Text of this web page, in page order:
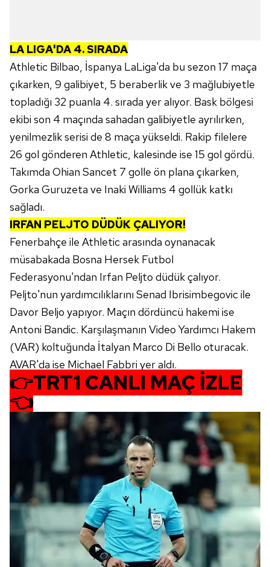
LA LIGA'DA 4. SIRADA
Athletic Bilbao, İspanya LaLiga'da bu sezon 17 maça
çıkarken, 9 galibiyet, 5 beraberlik ve 3 mağlubiyetle
topladığı 32 puanla 4. sırada yer alıyor. Bask bölgesi
ekibi son 4 maçında sahadan galibiyetle ayrılırken,
yenilmezlik serisi de 8 maça yükseldi. Rakip filelere
26 gol gönderen Athletic, kalesinde ise 15 gol gördü.
Takımda Ohian Sancet 7 golle ön plana çıkarken,
Gorka Guruzeta ve Inaki Williams 4 gollük katkı
sağladı.
IRFAN PELJTO DÜDÜK ÇALIYOR!
Fenerbahçe ile Athletic arasında oynanacak
müsabakada Bosna Hersek Futbol
Federasyonu'ndan Irfan Peljto düdük çalıyor.
Peljto'nun yardımcılıklarını Senad Ibrisimbegovic ile
Davor Beljo yapıyor. Maçın dördüncü hakemi ise
Antoni Bandic. Karşılaşmanın Video Yardımcı Hakem
(VAR) koltuğunda İtalyan Marco Di Bello oturacak.
AVAR'da ise Michael Fabbri yer aldı.
👉TRT1 CANLI MAÇ İZLE
👈